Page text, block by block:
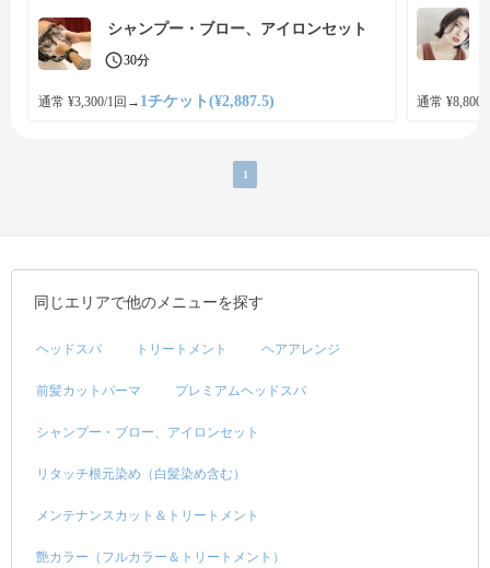
シャンプー・ブロー、アイロンセット
30分
通常 ¥3,300/1回 → 1チケット(¥2,887.5) 通常 ¥8,800/
1
同じエリアで他のメニューを探す
ヘッドスパ トリートメント ヘアアレンジ
前髪カットパーマ プレミアムヘッドスパ
シャンプー・ブロー、アイロンセット
リタッチ根元染め（白髪染め含む）
メンテナンスカット＆トリートメント
艶カラー（フルカラー＆トリートメント）